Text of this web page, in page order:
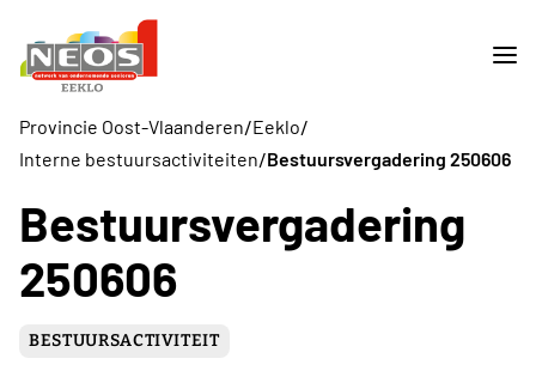
Provincie Oost-Vlaanderen/Eeklo/
Interne bestuursactiviteiten/Bestuursvergadering 250606
Bestuursvergadering
250606
BESTUURSACTIVITEIT